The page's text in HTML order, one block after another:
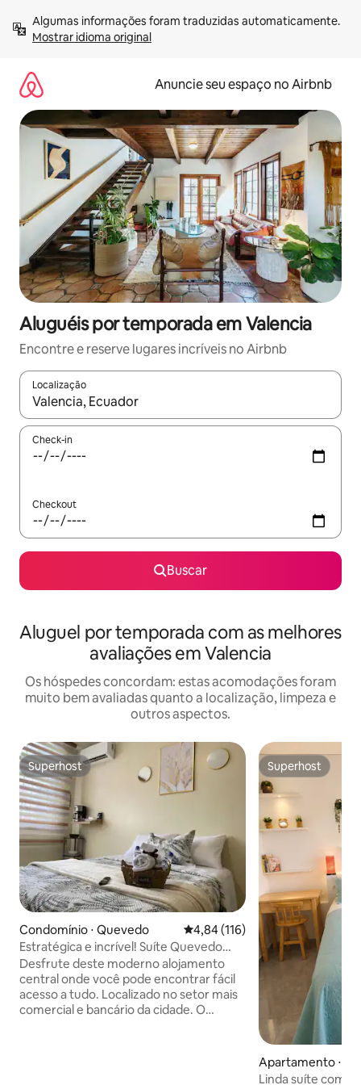
para
Mostrar idioma original
Anuncie seu espaço no Airbnb
Aluguéis por temporada em Valencia
Encontre e reserve lugares incríveis no Airbnb
Localização
Quando os resultados estiverem disponíveis, explore-os
Check-in
Checkout
Buscar
Aluguel por temporada com as melhores
avaliações em Valencia
Os hóspedes concordam: estas acomodações foram
muito bem avaliadas quanto a localização, limpeza e
outros aspectos.
Superhost
Superhost
Condomínio ⋅ Quevedo 4,84 de uma avaliação média de
4,84 (116)
Estratégica e incrível! Suíte Quevedo
Centro
Desfrute deste moderno alojamento
central onde você pode encontrar fácil
acesso a tudo. Localizado no setor mais
comercial e bancário da cidade. O
Superhost
Superhost
Apartamento ⋅
Linda suíte com